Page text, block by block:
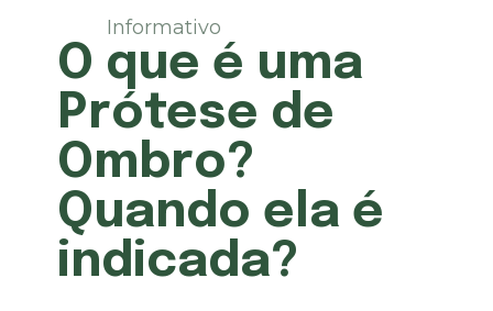
Informativo
O que é uma
Prótese de
Ombro?
Quando ela é
indicada?